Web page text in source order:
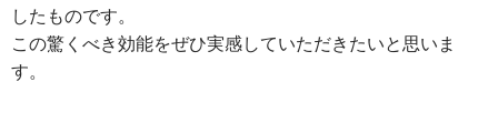
したものです。
この驚くべき効能をぜひ実感していただきたいと思いま
す。